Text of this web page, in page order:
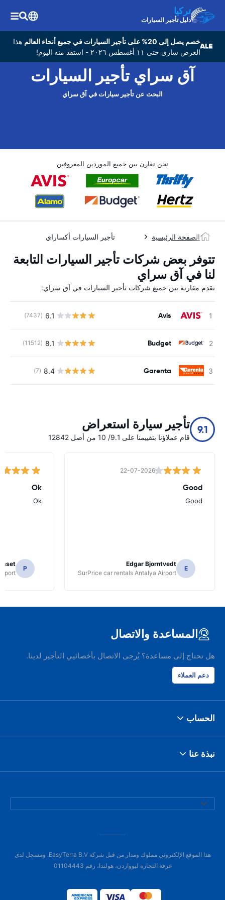
تركيا
دليل تأجير السيارات
خصم يصل إلى 20% على تأجير السيارات في جميع أنحاء العالم
هذا
العرض ساري حتى ١١ أغسطس ٢٠٢٦ - استفد منه اليوم!
آق سراي تأجير السيارات
البحث عن تأجير سيارات في آق سراي
نحن نقارن بين جميع الموردين المعروفين
الصفحة الرئيسية تأجير السيارات أكساراي
تتوفر بعض شركات تأجير السيارات التابعة
لنا في آق سراي
نقدم مقارنة بين جميع شركات تأجير السيارات في آق سراي:
Avis
6.1
(7437)
Budget
8.1
(11512)
Garenta
8.4
(7)
9.1 تأجير سيارة استعراض
قام عملاؤنا بتقييمنا على 9.1/ 10 من أصل 12842
22-07-2026
Good
Good
E
Edgar Bjorntvedt
SurPrice car rentals Antalya Airport
Ok
Ok
P
المساعدة والاتصال
هل تحتاج إلى مساعدة؟ يُرجى الاتصال بأخصائيي التأجير لدينا.
دعم العملاء
الحساب
نبذة عنا
هذا الموقع الإلكتروني مملوك ومدار من قبل شركة EasyTerra B.V. ومسجل لدى
غرفة التجارة ليوواردن، هولندا، رقم 01104443